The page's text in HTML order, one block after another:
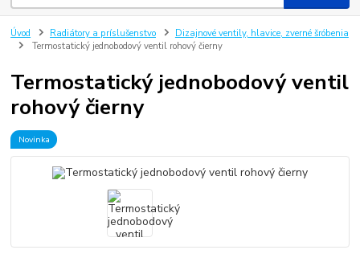
Úvod Radiátory a príslušenstvo
Dizajnové ventily, hlavice, zverné šróbenia
Termostatický jednobodový ventil rohový čierny
Termostatický jednobodový ventil
rohový čierny
Novinka